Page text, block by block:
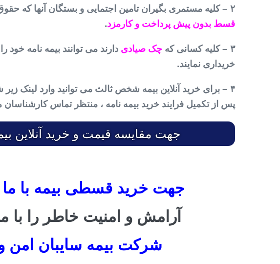
۲ – کلیه مستمری بگیران تامین اجتمایی و بستگان آنها که حقوق خود را از بانک رفاه می گیرند
قسط بدون پیش پرداخت و کارمزد.
۳ – کلیه کسانی که چک صیادی دارند می توانند بیمه نامه خود را
خریداری نمایند.
۴ – برای خرید آنلاین بیمه شخص ثالث می توانید وارد لینک زیر
پس از تکمیل فرایند خرید بیمه نامه ، منتظر تماس کارشناسان
جهت مقایسه قیمت و خرید آنلاین
جهت خرید قسطی بیمه با ما
آرامش و امنیت خاطر را با
شرکت بیمه سایبان امن و